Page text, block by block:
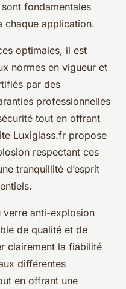
fondamentales
chaque application.
optimales, il est
normes en vigueur et
par des
professionnelles
tout en offrant
Luxiglass.fr propose
respectant ces
tranquillité d’esprit
verre anti-explosion
de qualité et de
clairement la fiabilité
différentes
en offrant une